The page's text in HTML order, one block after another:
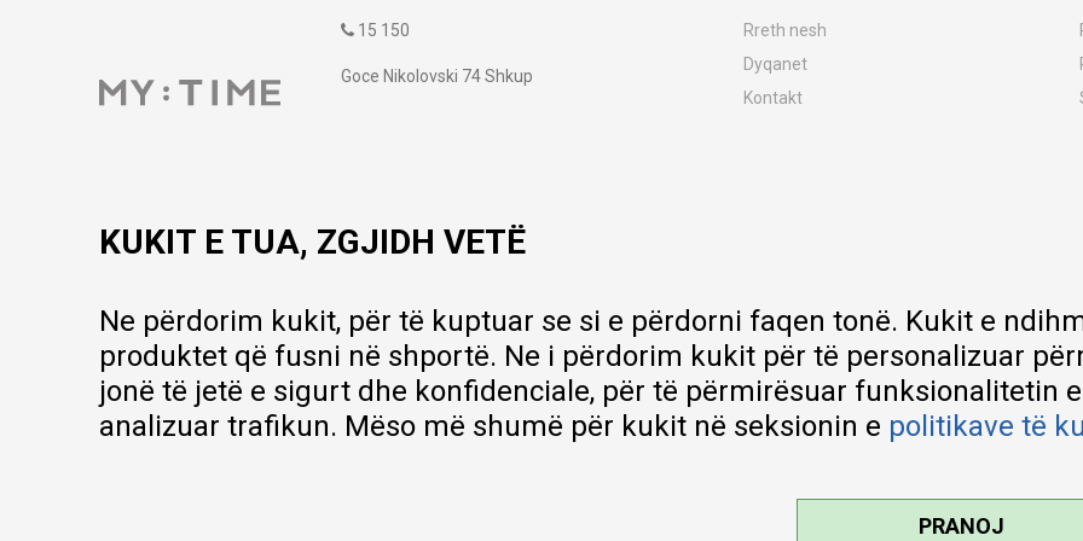
15 150
Goce Nikolovski 74 Shkup
Rreth nesh
Dyqanet
Kontakt
Lista e çmimeve
KUKIT E TUA, ZGJIDH VETË
Ne përdorim kukit, për të kuptuar se si e përdorni faqen tonë. Kukit e
produktet që fusni në shportë. Ne i përdorim kukit për të personalizuar
jonë të jetë e sigurt dhe konfidenciale, për të përmirësuar funksionalitetin
analizuar trafikun. Mëso më shumë për kukit në seksionin e politikave të
PRANOJ